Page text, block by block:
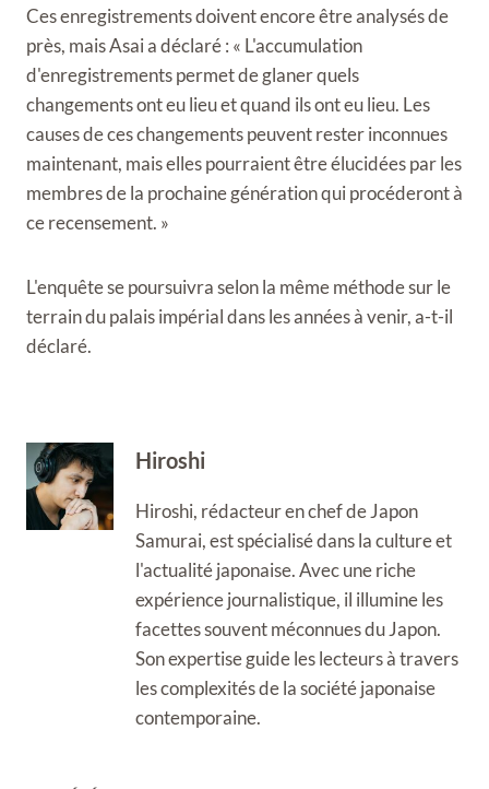
Ces enregistrements doivent encore être analysés de
près, mais Asai a déclaré : « L'accumulation
d'enregistrements permet de glaner quels
changements ont eu lieu et quand ils ont eu lieu. Les
causes de ces changements peuvent rester inconnues
maintenant, mais elles pourraient être élucidées par les
membres de la prochaine génération qui procéderont à
ce recensement. »
L'enquête se poursuivra selon la même méthode sur le
terrain du palais impérial dans les années à venir, a-t-il
déclaré.
Hiroshi
Hiroshi, rédacteur en chef de Japon
Samurai, est spécialisé dans la culture et
l'actualité japonaise. Avec une riche
expérience journalistique, il illumine les
facettes souvent méconnues du Japon.
Son expertise guide les lecteurs à travers
les complexités de la société japonaise
contemporaine.